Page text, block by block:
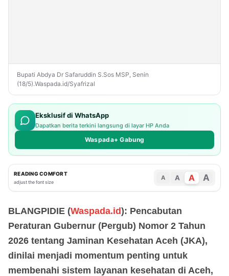
Bupati Abdya Dr Safaruddin S.Sos MSP, Senin
(18/5).Waspada.id/Syafrizal
Eksklusif di WhatsApp
Dapatkan berita terkini langsung di layar HP Anda
Waspada+ Gabung
READING COMFORT
adjust the font size
A A A A
BLANGPIDIE (Waspada.id): Pencabutan
Peraturan Gubernur (Pergub) Nomor 2 Tahun
2026 tentang Jaminan Kesehatan Aceh (JKA),
dinilai menjadi momentum penting untuk
membenahi sistem layanan kesehatan di Aceh,